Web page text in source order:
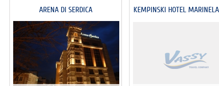
ARENA DI SERDICA KEMPINSKI HOTEL